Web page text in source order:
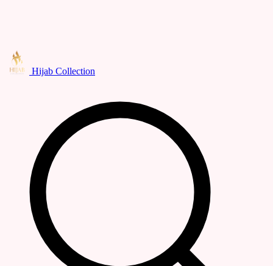
Hijab Collection